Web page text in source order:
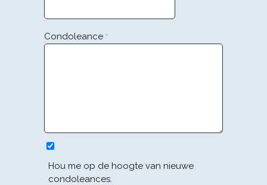
Condoleance *
Hou me op de hoogte van nieuwe
condoleances.